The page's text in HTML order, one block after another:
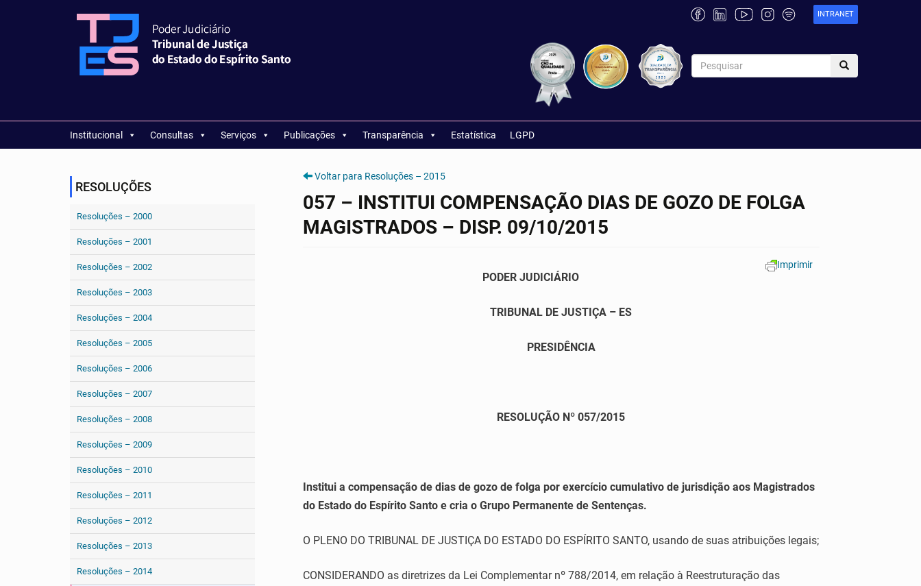
INTRANET
Institucional Consultas Serviços Publicações Transparência Estatística LGPD
RESOLUÇÕES
Resoluções – 2000
Resoluções – 2001
Resoluções – 2002
Resoluções – 2003
Resoluções – 2004
Resoluções – 2005
Resoluções – 2006
Resoluções – 2007
Resoluções – 2008
Resoluções – 2009
Resoluções – 2010
Resoluções – 2011
Resoluções – 2012
Resoluções – 2013
Resoluções – 2014
Voltar para Resoluções – 2015
057 – INSTITUI COMPENSAÇÃO DIAS DE GOZO DE FOLGA
MAGISTRADOS – DISP. 09/10/2015
Imprimir
PODER JUDICIÁRIO
TRIBUNAL DE JUSTIÇA – ES
PRESIDÊNCIA
RESOLUÇÃO Nº 057/2015
Institui a compensação de dias de gozo de folga por exercício cumulativo de jurisdição aos Magistrados
do Estado do Espírito Santo e cria o Grupo Permanente de Sentenças.
O PLENO DO TRIBUNAL DE JUSTIÇA DO ESTADO DO ESPÍRITO SANTO, usando de suas atribuições legais;
CONSIDERANDO as diretrizes da Lei Complementar nº 788/2014, em relação à Reestruturação das